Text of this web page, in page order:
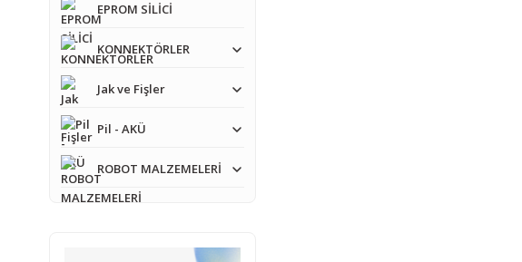
EPROM SİLİCİ
KONNEKTÖRLER
Jak ve Fişler
Pil - AKÜ
ROBOT MALZEMELERİ